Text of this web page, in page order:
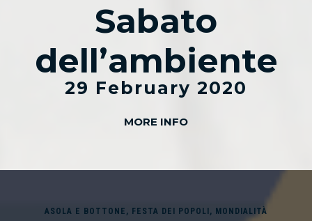
Sabato
dell’ambiente
29 February 2020
MORE INFO
ASOLA E BOTTONE , FESTA DEI POPOLI, MONDIALITÀ